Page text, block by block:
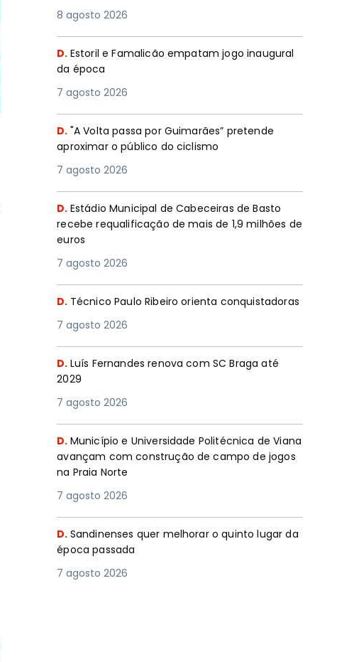
8 agosto 2026
D. Estoril e Famalicão empatam jogo inaugural
da época
7 agosto 2026
D. "A Volta passa por Guimarães” pretende
aproximar o público do ciclismo
7 agosto 2026
D. Estádio Municipal de Cabeceiras de Basto
recebe requalificação de mais de 1,9 milhões de
euros
7 agosto 2026
D. Técnico Paulo Ribeiro orienta conquistadoras
7 agosto 2026
D. Luís Fernandes renova com SC Braga até
2029
7 agosto 2026
D. Município e Universidade Politécnica de Viana
avançam com construção de campo de jogos
na Praia Norte
7 agosto 2026
D. Sandinenses quer melhorar o quinto lugar da
época passada
7 agosto 2026